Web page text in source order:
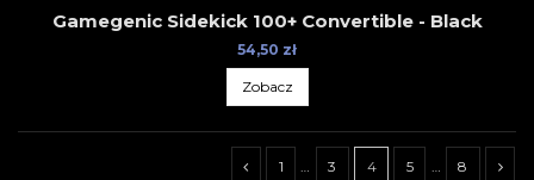
Gamegenic Sidekick 100+ Convertible - Black
54,50 zł
Zobacz
1 3 4 5 8